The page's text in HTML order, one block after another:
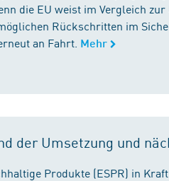
die EU weist im Vergleich
Rückschritten im
an Fahrt. Mehr
der Umsetzung und
Produkte (ESPR) in